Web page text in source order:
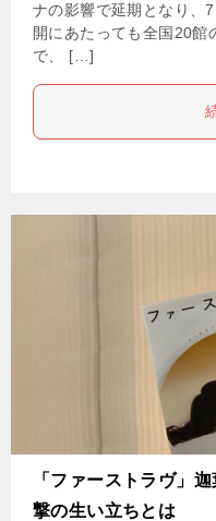
ナの影響で延期となり、
開にあたっても全国20館
で、 […]
「ファーストラヴ」
撃の生い立ちとは